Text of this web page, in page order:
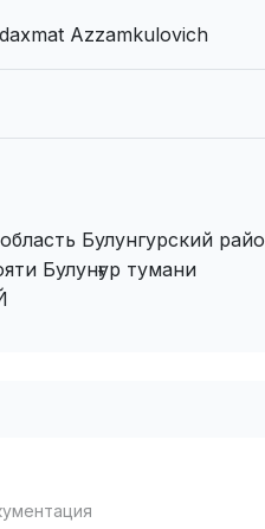
Azzamkulovich
Булунгурский
Булунғур тумани